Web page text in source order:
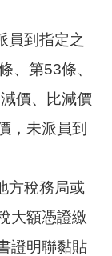
員到指定之
、第53條、
價、比減價
，未派員到
方稅務局或
大額憑證繳
證明聯黏貼